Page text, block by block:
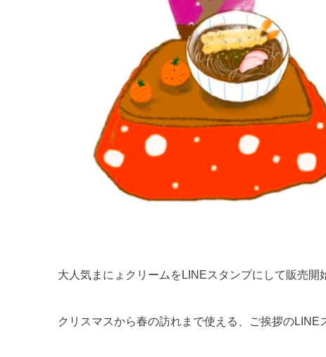
大人気まにょクリームをLINEスタンプにして販売開
クリスマスから春の訪れまで使える、ご挨拶のLINE